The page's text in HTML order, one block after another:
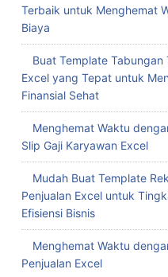
Terbaik untuk Menghemat
Biaya
Buat Template Tabungan
Excel yang Tepat untuk
Finansial Sehat
Menghemat Waktu
Slip Gaji Karyawan Excel
Mudah Buat Template
Penjualan Excel untuk
Efisiensi Bisnis
Menghemat Waktu
Penjualan Excel